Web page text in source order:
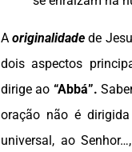
Aoriginalidade de
dois aspectos
dirige ao “Abbá”.
oração não é
universal, ao